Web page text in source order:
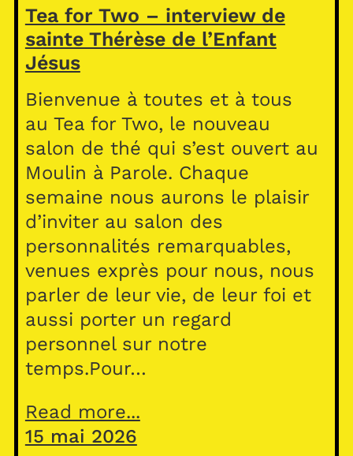
Tea for Two – interview de
sainte Thérèse de l’Enfant
Jésus
Bienvenue à toutes et à tous
au Tea for Two, le nouveau
salon de thé qui s’est ouvert au
Moulin à Parole. Chaque
semaine nous aurons le plaisir
d’inviter au salon des
personnalités remarquables,
venues exprès pour nous, nous
parler de leur vie, de leur foi et
aussi porter un regard
personnel sur notre
temps.Pour…
Read more...
15 mai 2026